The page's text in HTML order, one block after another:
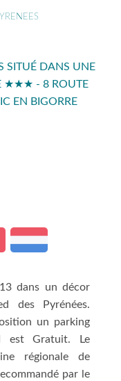
SITUÉ DANS UNE
★★★ - 8 ROUTE
EN BIGORRE
dans un décor
des Pyrénées.
un parking
est Gratuit. Le
régionale de
par le